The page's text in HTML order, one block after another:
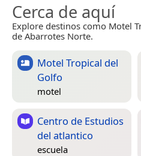
Cerca de aquí
Explore destinos como Motel
de Abarrotes Norte.
Motel Tropical del
Golfo
motel
Centro de Estudios
del atlantico
escuela